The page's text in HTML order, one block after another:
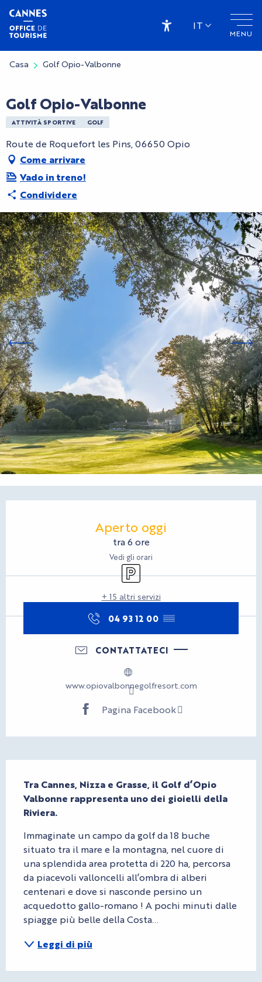
Aller
contenu
principal
MENU
Accessibilité
IT
Casa Golf Opio-Valbonne
Golf Opio-Valbonne
ATTIVITÀ SPORTIVE GOLF
Route de Roquefort les Pins, 06650 Opio
Come arrivare
Vado in treno!
Condividere
Aperto oggi
tra 6 ore
Vedi gli orari
Parcheggio
+ 15 altri servizi
04 93 12 00 ▒▒
CONTATTATECI
www.opiovalbonnegolfresort.com
Pagina Facebook
Tra Cannes, Nizza e Grasse, il Golf d’Opio
Valbonne rappresenta uno dei gioielli della
Riviera.
Immaginate un campo da golf da 18 buche
situato tra il mare e la montagna, nel cuore di
una splendida area protetta di 220 ha, percorsa
da piacevoli valloncelli all’ombra di alberi
centenari e dove si nasconde persino un
acquedotto gallo-romano ! A pochi minuti dalle
spiagge più belle della Costa...
Leggi di più